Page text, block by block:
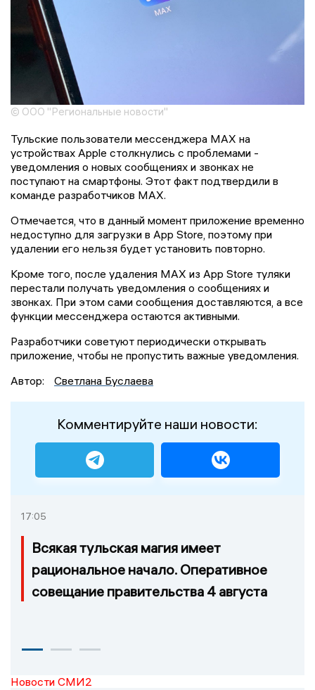
© ООО "Региональные новости"
Тульские пользователи мессенджера МАХ на
устройствах Apple столкнулись с проблемами -
уведомления о новых сообщениях и звонках не
поступают на смартфоны. Этот факт подтвердили в
команде разработчиков МАХ.
Отмечается, что в данный момент приложение временно
недоступно для загрузки в App Store, поэтому при
удалении его нельзя будет установить повторно.
Кроме того, после удаления МАХ из App Store туляки
перестали получать уведомления о сообщениях и
звонках. При этом сами сообщения доставляются, а все
функции мессенджера остаются активными.
Разработчики советуют периодически открывать
приложение, чтобы не пропустить важные уведомления.
Автор:
Светлана Буслаева
Комментируйте наши новости:
17:05
Всякая тульская магия имеет
рациональное начало. Оперативное
совещание правительства 4 августа
Новости СМИ2